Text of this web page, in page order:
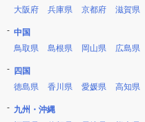
大阪府
兵庫県 京都府 滋賀県
中国
鳥取県
島根県 岡山県 広島県
四国
徳島県
香川県 愛媛県 高知県
九州・沖縄